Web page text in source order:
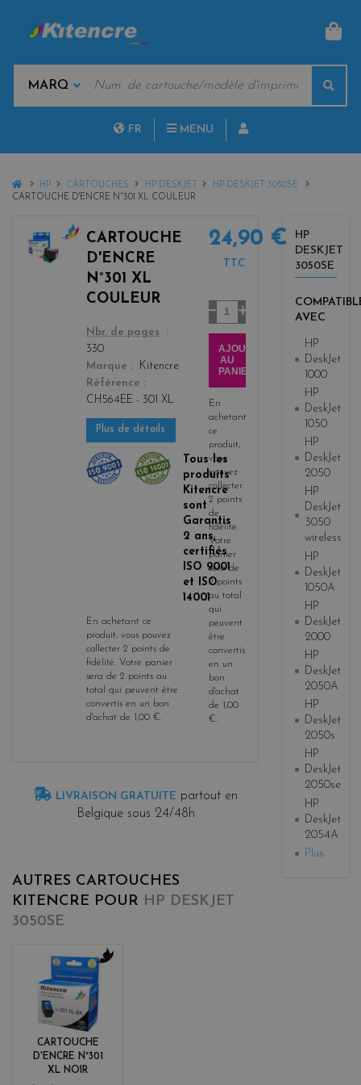
MARQUES
CLÉS
FR MENU
HOME
HP CARTOUCHES HP DESKJET
HP DESKJET 3050SE
CARTOUCHE D'ENCRE N°301 XL COULEUR
CARTOUCHE
D'ENCRE
N°301 XL
COULEUR
color
Nbr. de pages
330
Marque
Kitencre
Référence
CH564EE - 301 XL
Plus de détails
Tous les
produits
Kitencre
sont
Garantis
2 ans,
certifiés
ISO 9001
et ISO
14001
En achetant ce
produit, vous pouvez
collecter 2 points de
fidélité. Votre panier
sera de 2 points au
total qui peuvent être
convertis en un bon
d'achat de 1,00 €.
24,90 €
TTC
Quantité
AJOUTER
AU
PANIER
En
achetant
ce
produit,
vous
pouvez
collecter
2 points
de
fidélité.
Votre
panier
sera de
2points
au total
qui
peuvent
être
convertis
en un
bon
d'achat
de 1,00
€.
LIVRAISON GRATUITE partout en
Belgique sous 24/48h
AUTRES CARTOUCHES
KITENCRE POUR HP DESKJET
3050SE
CARTOUCHE
D'ENCRE N°301
XL NOIR
l
a
c
k
HP
DESKJET
3050SE
AVEC
HP
DeskJet
1000
HP
DeskJet
1050
HP
DeskJet
2050
HP
DeskJet
3050
wireless
HP
DeskJet
1050A
HP
DeskJet
2000
HP
DeskJet
2050A
HP
DeskJet
2050s
HP
DeskJet
2050se
HP
DeskJet
2054A
Plus